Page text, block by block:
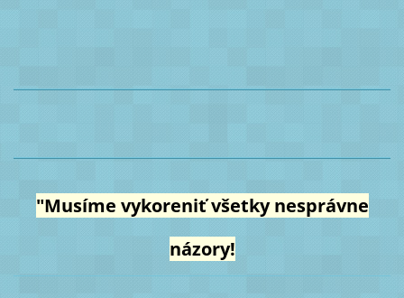
"Musíme vykoreniť všetky nesprávne
názory!